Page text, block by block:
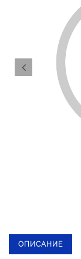
ОПИСАНИЕ